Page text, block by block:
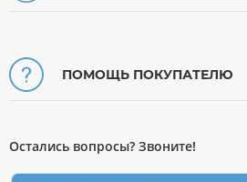
ПОМОЩЬ ПОКУПАТЕЛЮ
Остались вопросы? Звоните!